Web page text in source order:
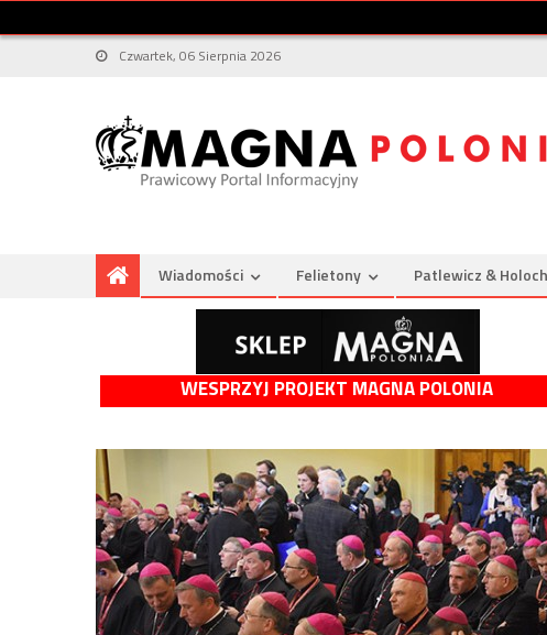
Czwartek, 06 Sierpnia 2026
Wiadomości Felietony Patlewicz &
WESPRZYJ PROJEKT MAGNA POLONIA